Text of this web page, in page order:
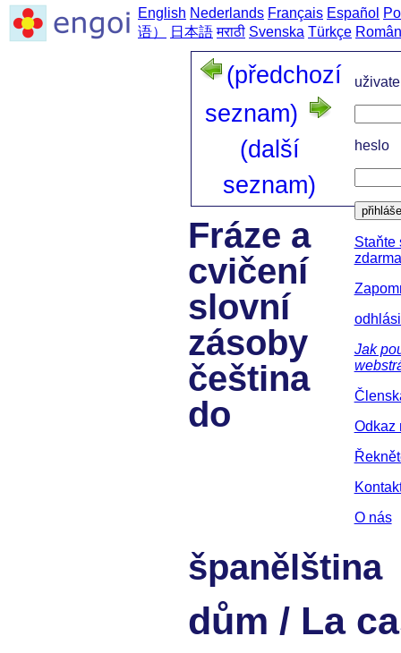
English Nederlands Français Español
语）
日本語 मराठी Svenska Türkçe
heslo
Staňte
Jak
Odkaz
O nás
(předchozí
seznam)
(další
seznam)
Fráze a
cvičení
slovní
zásoby
čeština
do
španělština
dům / La